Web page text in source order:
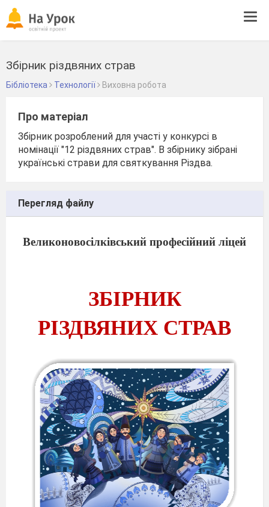
Збірник різдвяних страв
Бібліотека Технології Виховна робота
Про матеріал
Збірник розроблений для участі у конкурсі в
номінації "12 різдвяних страв". В збірнику зібрані
українські страви для святкування Різдва.
Перегляд файлу
Великоновосілківський професійний ліцей
ЗБІРНИК
РІЗДВЯНИХ СТРАВ